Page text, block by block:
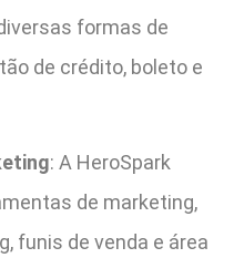
formas de
de crédito, boleto e
: A HeroSpark
de marketing,
funis de venda e área